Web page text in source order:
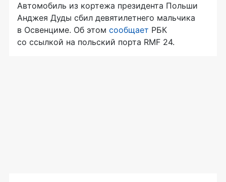
Автомобиль из кортежа президента Польши
Анджея Дуды сбил девятилетнего мальчика
в Освенциме. Об этом сообщает РБК
со ссылкой на польский порта RMF 24.